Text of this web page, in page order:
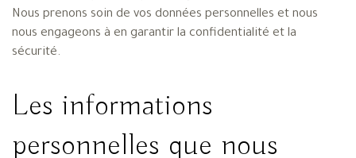
Nous prenons soin de vos données personnelles et nous
nous engageons à en garantir la confidentialité et la
sécurité.
Les informations
personnelles que nous